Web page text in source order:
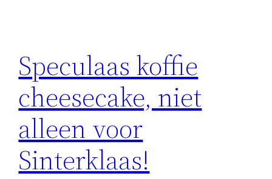
Speculaas koffie
cheesecake, niet
alleen voor
Sinterklaas!